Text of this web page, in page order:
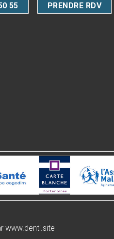
55 PRENDRE RDV
www.denti.site